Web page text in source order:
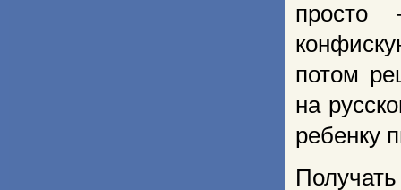
просто
потом
на
ребенку